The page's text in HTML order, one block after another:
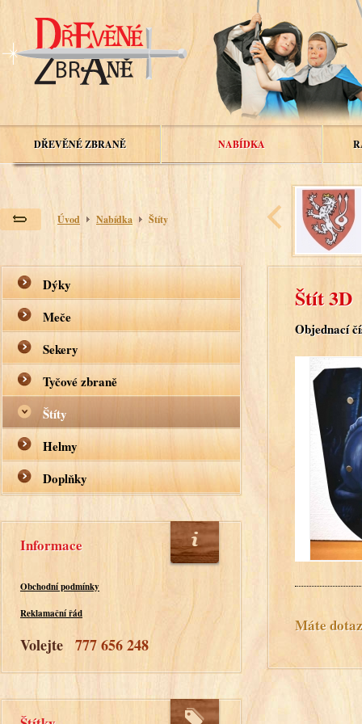
DŘEVĚNÉ ZBRANĚ NABÍDKA
Úvod Nabídka Štíty
Dýky
Meče
Sekery
Tyčové zbraně
Štíty
Helmy
Doplňky
Informace
Obchodní podmínky
Reklamační řád
Volejte 777 656 248
Štít 3D
Objednací
Máte